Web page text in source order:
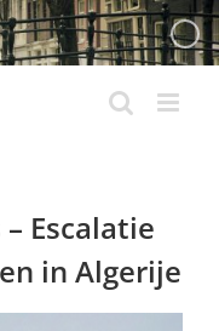
Escalatie
in Algerije